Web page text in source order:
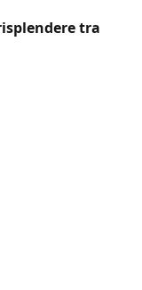
tra